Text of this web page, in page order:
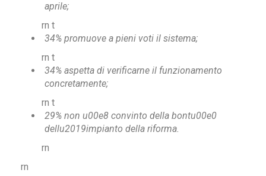
aprile;
rn t
34% promuove a pieni voti il sistema;
rn t
34% aspetta di verificarne il funzionamento
concretamente;
rn t
29% non u00e8 convinto della bontu00e0
dellu2019impianto della riforma.
rn
rn